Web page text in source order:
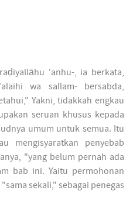
'anhu-, ia berkata,
wa sallam- bersabda,
Yakni, tidakkah engkau
seruan khusus kepada
umum untuk semua. Itu
mengisyaratkan penyebab
"yang belum pernah ada
bab ini. Yaitu permohonan
sekali," sebagai penegas